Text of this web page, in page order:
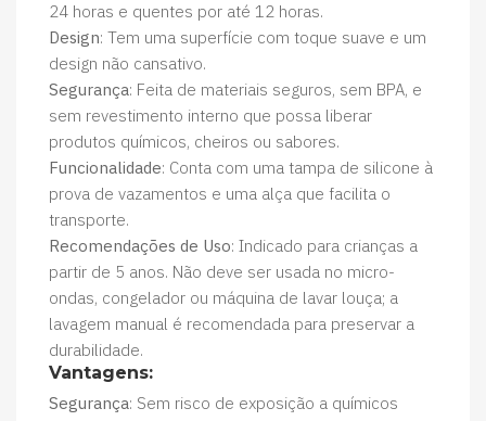
24 horas e quentes por até 12 horas.
Design: Tem uma superfície com toque suave e um
design não cansativo.
Segurança: Feita de materiais seguros, sem BPA, e
sem revestimento interno que possa liberar
produtos químicos, cheiros ou sabores.
Funcionalidade: Conta com uma tampa de silicone à
prova de vazamentos e uma alça que facilita o
transporte.
Recomendações de Uso: Indicado para crianças a
partir de 5 anos. Não deve ser usada no micro-
ondas, congelador ou máquina de lavar louça; a
lavagem manual é recomendada para preservar a
durabilidade.
Vantagens:
Segurança: Sem risco de exposição a químicos